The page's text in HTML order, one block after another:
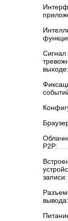
Сигнал
выходе:
P2P:
записи:
вывода: